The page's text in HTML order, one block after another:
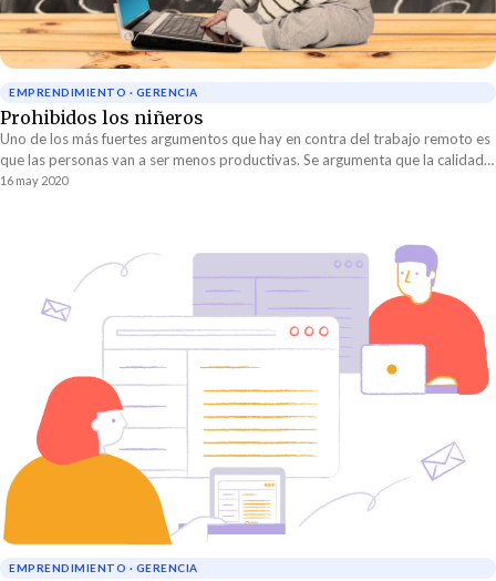
EMPRENDIMIENTO · GERENCIA
Prohibidos los niñeros
Uno de los más fuertes argumentos que hay en contra del trabajo remoto es
que las personas van a ser menos productivas. Se argumenta que la calidad
de el trabajo va a ser inferior por la falta de constante supervisión.
16 may 2020
EMPRENDIMIENTO · GERENCIA